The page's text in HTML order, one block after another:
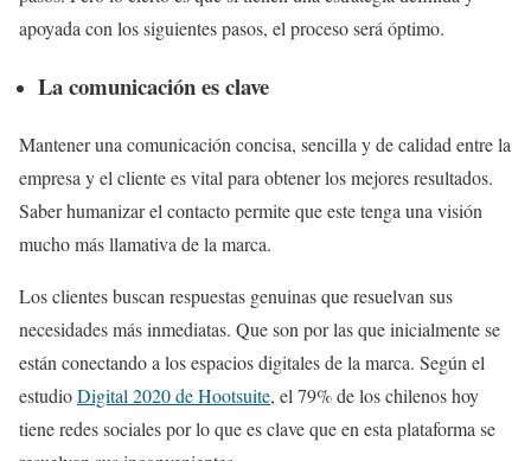
apoyada con los siguientes pasos, el proceso será óptimo.
La comunicación es clave
Mantener una comunicación concisa, sencilla y de calidad entre la
empresa y el cliente es vital para obtener los mejores resultados.
Saber humanizar el contacto permite que este tenga una visión
mucho más llamativa de la marca.
Los clientes buscan respuestas genuinas que resuelvan sus
necesidades más inmediatas. Que son por las que inicialmente se
están conectando a los espacios digitales de la marca. Según el
estudioDigital 2020 de Hootsuite, el 79% de los chilenos hoy
tiene redes sociales por lo que es clave que en esta plataforma se